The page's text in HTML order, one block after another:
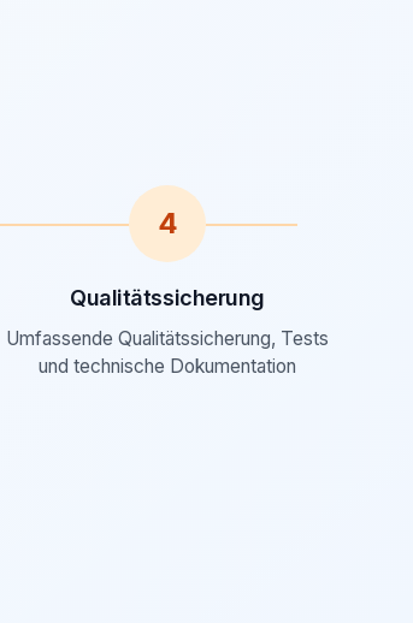
4
Qualitätssicherung
Umfassende Qualitätssicherung, Tests
und technische Dokumentation